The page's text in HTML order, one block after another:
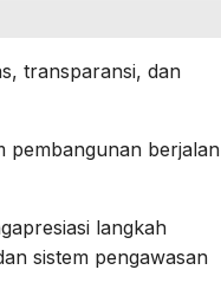
transparansi, dan
pembangunan berjalan
langkah
sistem pengawasan